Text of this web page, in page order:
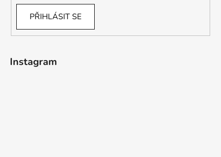
PŘIHLÁSIT SE
Instagram